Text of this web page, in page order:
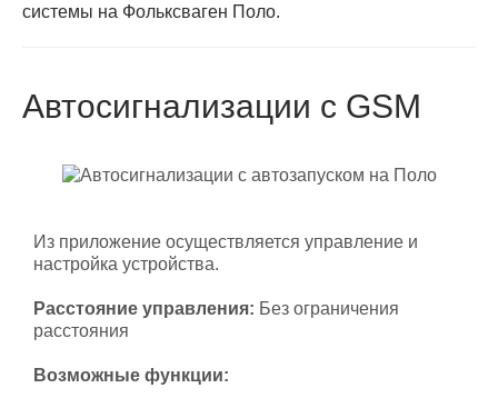
системы на Фольксваген Поло.
Автосигнализации с GSM
Из приложение осуществляется управление и
настройка устройства.
Расстояние управления: Без ограничения
расстояния
Возможные функции: